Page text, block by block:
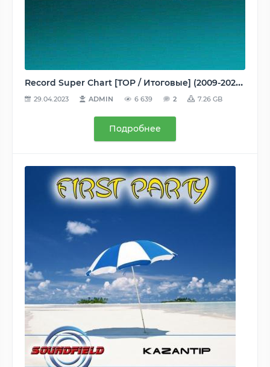
Record Super Chart [TOP / Итоговые] (2009-2020) MP3
29.04.2023 ADMIN 6 639 2 7.26 GB
Подробнее